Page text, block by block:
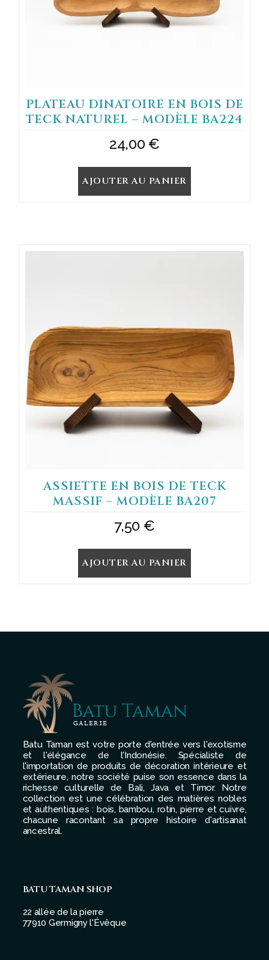
PLATEAU DINATOIRE EN BOIS DE
TECK NATUREL – MODÈLE BA224
24,00€
AJOUTER AU PANIER
ASSIETTE EN BOIS DE TECK
MASSIF – MODÈLE BA207
7,50 €
AJOUTER AU PANIER
Batu Taman est votre porte d'entrée vers l'exotisme
et l'élégance de l'Indonésie. Spécialiste de
l'importation de produits de décoration intérieure et
extérieure, notre société puise son essence dans la
richesse culturelle de Bali, Java et Timor. Notre
collection est une célébration des matières nobles
et authentiques : bois, bambou, rotin, pierre et cuivre,
chacune racontant sa propre histoire d'artisanat
ancestral.
BATU TAMAN SHOP
22 allée de la pierre
77910 Germigny l'Évêque